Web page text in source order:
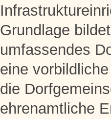
Grundlage
umfassendes
eine
die
ehrenamtliche